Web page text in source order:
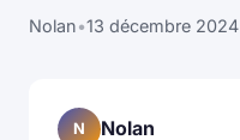
Nolan•13 décembre 2024
N Nolan